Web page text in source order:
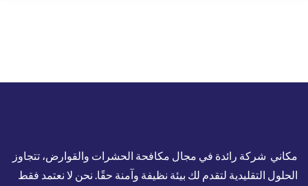
مكاني شركة رائدة في مجال مكافحة الحشرات والقوارض، تتجاوز
الحلول التقليدية لتقدم لك بيئة نظيفة وآمنة حقًا. نحن لا نعتمد فقط